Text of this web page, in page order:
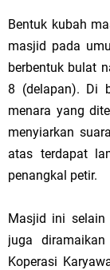
Bentuk kubah
masjid pada
berbentuk bulat
8 (delapan). Di
menara yang
menyiarkan
atas terdapat
penangkal petir.
Masjid ini selain
juga
Koperasi